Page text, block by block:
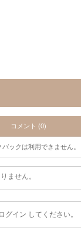
コメント (0)
バックは利用できません。
ません。
ログイン してください。